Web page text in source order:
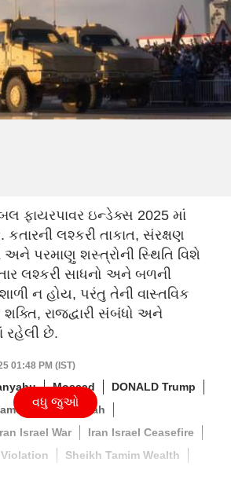
ફાયરપાવર ઇન્ડેક્સ 2025 માં
લશ્કરી તાકાત, સંરક્ષણ
પરમાણુ શસ્ત્રોની સ્થિતિ વિશે
લશ્કરી સાધનો અને બળની
ન હોય, પરંતુ તેની વાસ્તવિક
શક્તિ, રાજદ્વારી સંબંધો અને
રહેલી છે.
01:48 PM (IST)
Mossad
DONALD Trump
Ayatullah
Israel War
Iran Israel Ceasefire
Sheikh Tamim Wealth
વધુ જુઓ